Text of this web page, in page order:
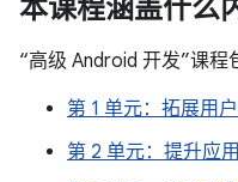
本课程涵盖什么
“高级 Android 开发”课程
第 1 单元：拓展用
第 2 单元：提升应